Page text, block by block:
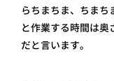
らちまちま、ちまち
と作業する時間は奥
だと言います。